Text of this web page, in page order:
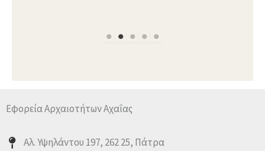
Εφορεία Αρχαιοτήτων Αχαΐας
Αλ. Υψηλάντου 197, 262 25, Πάτρα